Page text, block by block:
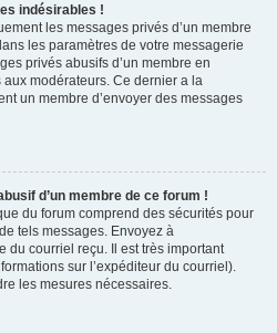
indésirables !
les messages privés d’un membre
les paramètres de votre messagerie
privés abusifs d’un membre en
modérateurs. Ce dernier a la
un membre d’envoyer des messages
d’un membre de ce forum !
du forum comprend des sécurités pour
tels messages. Envoyez à
du courriel reçu. Il est très important
sur l’expéditeur du courriel).
les mesures nécessaires.